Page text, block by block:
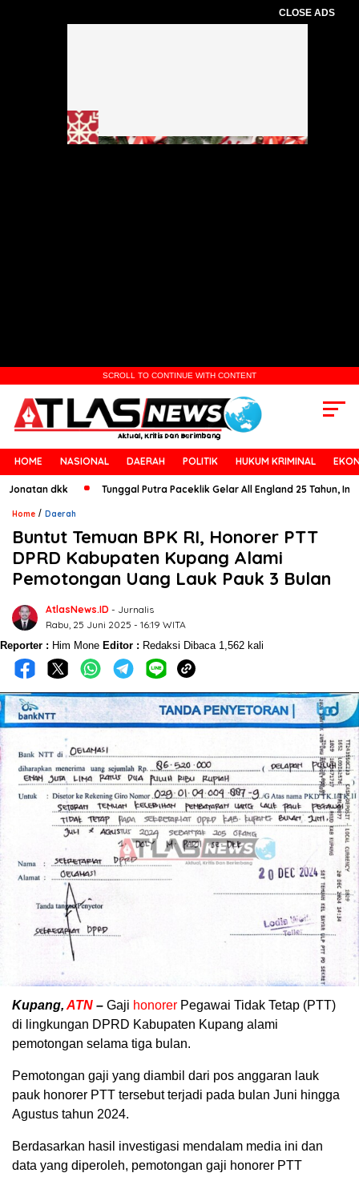
CLOSE ADS
SCROLL TO CONTINUE WITH CONTENT
HOME NASIONAL DAERAH POLITIK HUKUM KRIMINAL
dkk Tunggal Putra Paceklik Gelar All England 25 Tahun, Ini Saran
Home / Daerah
Buntut Temuan BPK RI, Honorer PTT
DPRD Kabupaten Kupang Alami
Pemotongan Uang Lauk Pauk 3 Bulan
AtlasNews.ID - Jurnalis
Rabu, 25 Juni 2025 - 16:19 WITA
Reporter : Him Mone Editor : Redaksi Dibaca 1,562 kali
Kupang, ATN – Gaji honorer Pegawai Tidak Tetap (PTT)
di lingkungan DPRD Kabupaten Kupang alami
pemotongan selama tiga bulan.
Pemotongan gaji yang diambil dari pos anggaran lauk
pauk honorer PTT tersebut terjadi pada bulan Juni hingga
Agustus tahun 2024.
Berdasarkan hasil investigasi mendalam media ini dan
data yang diperoleh, pemotongan gaji honorer PTT